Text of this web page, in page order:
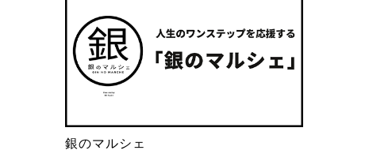
銀のマルシェ